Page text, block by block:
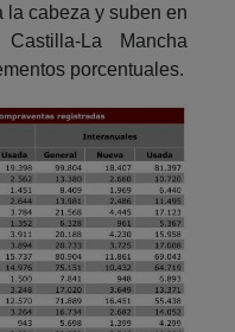
la cabeza y suben en
La Mancha
porcentuales.